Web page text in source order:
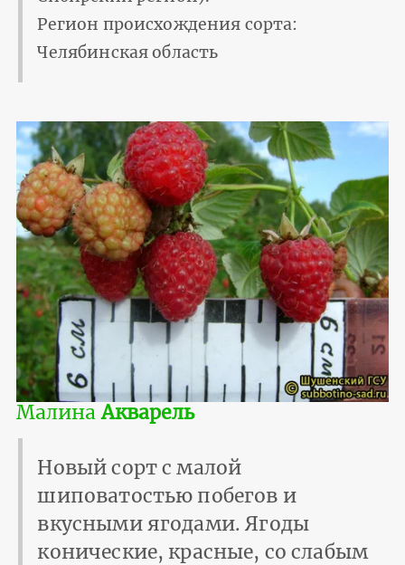
Регион происхождения сорта:
Челябинская область
МалинаАкварель
Новый сорт с малой
шиповатостью побегов и
вкусными ягодами. Ягоды
конические, красные, со слабым